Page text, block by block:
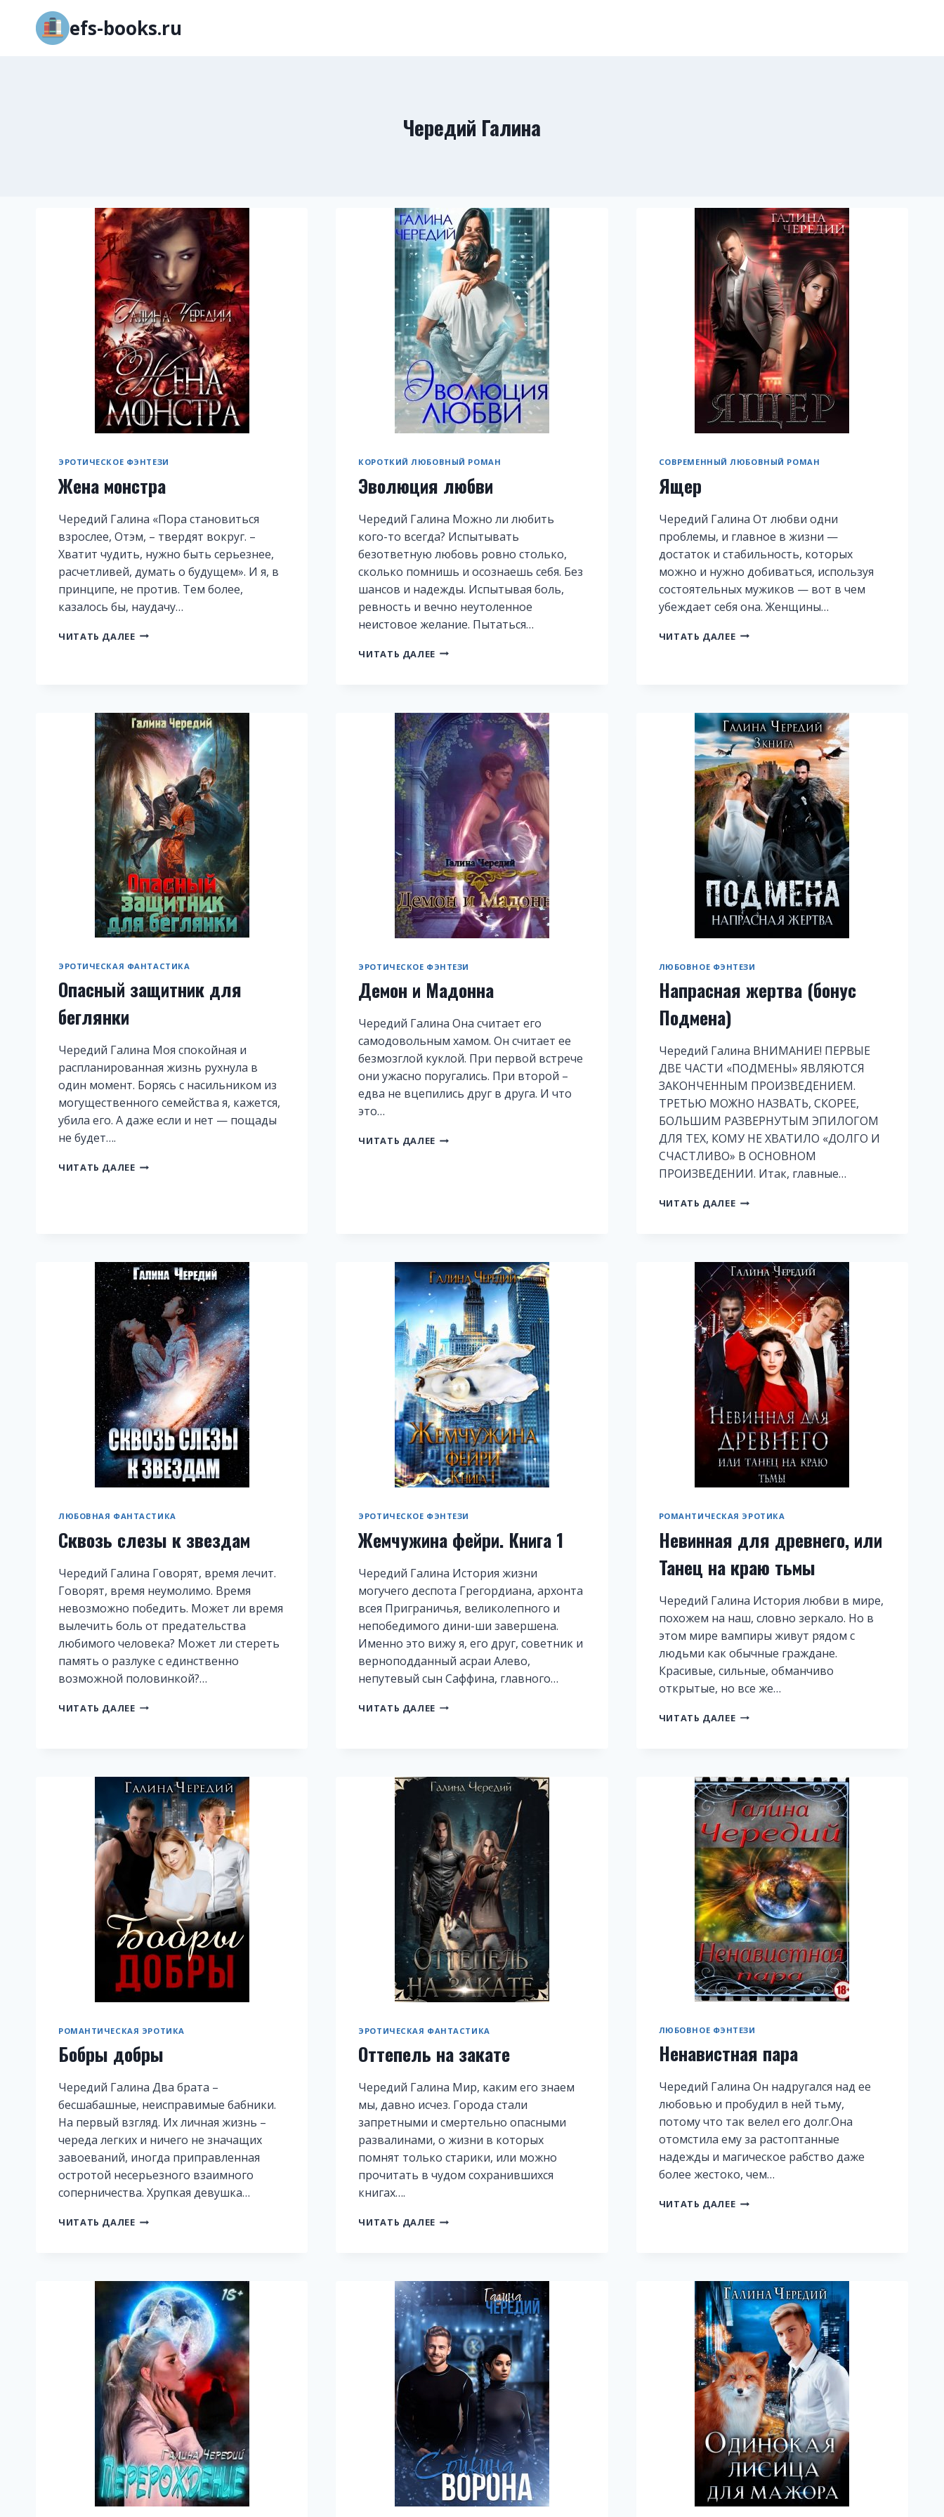
Перейти
содержимому
efs-books.ru
Чередий Галина
ЭРОТИЧЕСКОЕ ФЭНТЕЗИ
Жена монстра
Чередий Галина «Пора становиться
взрослее, Отэм, – твердят вокруг. –
Хватит чудить, нужно быть серьезнее,
расчетливей, думать о будущем». И я, в
принципе, не против. Тем более,
казалось бы, наудачу…
ЧИТАТЬ ДАЛЕЕ ЖЕНА
КОРОТКИЙ ЛЮБОВНЫЙ РОМАН
Эволюция любви
Чередий Галина Можно ли любить
кого-то всегда? Испытывать
безответную любовь ровно столько,
сколько помнишь и осознаешь себя. Без
шансов и надежды. Испытывая боль,
ревность и вечно неутоленное
неистовое желание. Пытаться…
ЧИТАТЬ ДАЛЕЕ ЭВОЛЮЦИЯ
СОВРЕМЕННЫЙ ЛЮБОВНЫЙ РОМАН
Ящер
Чередий Галина От любви одни
проблемы, и главное в жизни —
достаток и стабильность, которых
можно и нужно добиваться, используя
состоятельных мужиков — вот в чем
убеждает себя она. Женщины…
ЧИТАТЬ ДАЛЕЕ ЯЩЕР
ЭРОТИЧЕСКАЯ ФАНТАСТИКА
Опасный защитник для
беглянки
Чередий Галина Моя спокойная и
распланированная жизнь рухнула в
один момент. Борясь с насильником из
могущественного семейства я, кажется,
убила его. А даже если и нет — пощады
не будет….
ЧИТАТЬ ДАЛЕЕ ОПАСНЫЙ
ЭРОТИЧЕСКОЕ ФЭНТЕЗИ
Демон и Мадонна
Чередий Галина Она считает его
самодовольным хамом. Он считает ее
безмозглой куклой. При первой встрече
они ужасно поругались. При второй –
едва не вцепились друг в друга. И что
это…
ЧИТАТЬ ДАЛЕЕ ДЕМОН
ЛЮБОВНОЕ ФЭНТЕЗИ
Напрасная жертва (бонус
Подмена)
Чередий Галина ВНИМАНИЕ! ПЕРВЫЕ
ДВЕ ЧАСТИ «ПОДМЕНЫ» ЯВЛЯЮТСЯ
ЗАКОНЧЕННЫМ ПРОИЗВЕДЕНИЕМ.
ТРЕТЬЮ МОЖНО НАЗВАТЬ, СКОРЕЕ,
БОЛЬШИМ РАЗВЕРНУТЫМ ЭПИЛОГОМ
ДЛЯ ТЕХ, КОМУ НЕ ХВАТИЛО «ДОЛГО И
СЧАСТЛИВО» В ОСНОВНОМ
ПРОИЗВЕДЕНИИ. Итак, главные…
ЧИТАТЬ ДАЛЕЕ НАПРАСНАЯ
ЛЮБОВНАЯ ФАНТАСТИКА
Сквозь слезы к звездам
Чередий Галина Говорят, время лечит.
Говорят, время неумолимо. Время
невозможно победить. Может ли время
вылечить боль от предательства
любимого человека? Может ли стереть
память о разлуке с единственно
возможной половинкой?…
ЧИТАТЬ ДАЛЕЕ СКВОЗЬ
ЭРОТИЧЕСКОЕ ФЭНТЕЗИ
Жемчужина фейри. Книга 1
Чередий Галина История жизни
могучего деспота Грегордиана, архонта
всея Приграничья, великолепного и
непобедимого дини-ши завершена.
Именно это вижу я, его друг, советник и
верноподданный асраи Алево,
непутевый сын Саффина, главного…
ЧИТАТЬ ДАЛЕЕ ЖЕМЧУЖИНА
РОМАНТИЧЕСКАЯ ЭРОТИКА
Невинная для древнего, или
Танец на краю тьмы
Чередий Галина История любви в мире,
похожем на наш, словно зеркало. Но в
этом мире вампиры живут рядом с
людьми как обычные граждане.
Красивые, сильные, обманчиво
открытые, но все же…
ЧИТАТЬ ДАЛЕЕ НЕВИННАЯ
НА
КРАЮ
ТЬМЫ
РОМАНТИЧЕСКАЯ ЭРОТИКА
Бобры добры
Чередий Галина Два брата –
бесшабашные, неисправимые бабники.
На первый взгляд. Их личная жизнь –
череда легких и ничего не значащих
завоеваний, иногда приправленная
остротой несерьезного взаимного
соперничества. Хрупкая девушка…
ЧИТАТЬ ДАЛЕЕ БОБРЫ
ЭРОТИЧЕСКАЯ ФАНТАСТИКА
Оттепель на закате
Чередий Галина Мир, каким его знаем
мы, давно исчез. Города стали
запретными и смертельно опасными
развалинами, о жизни в которых
помнят только старики, или можно
прочитать в чудом сохранившихся
книгах….
ЧИТАТЬ ДАЛЕЕ ОТТЕПЕЛЬ
ЛЮБОВНОЕ ФЭНТЕЗИ
Ненавистная пара
Чередий Галина Он надругался над ее
любовью и пробудил в ней тьму,
потому что так велел его долг.Она
отомстила ему за растоптанные
надежды и магическое рабство даже
более жестоко, чем…
ЧИТАТЬ ДАЛЕЕ НЕНАВИСТНАЯ